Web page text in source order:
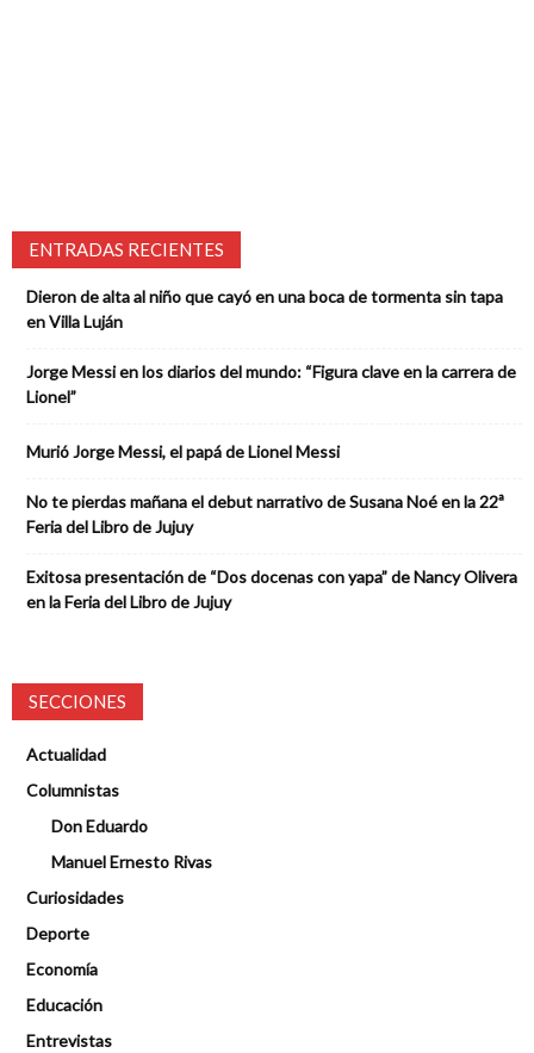
ENTRADAS RECIENTES
Dieron de alta al niño que cayó en una boca de tormenta sin tapa
en Villa Luján
Jorge Messi en los diarios del mundo: “Figura clave en la carrera de
Lionel”
Murió Jorge Messi, el papá de Lionel Messi
No te pierdas mañana el debut narrativo de Susana Noé en la 22ª
Feria del Libro de Jujuy
Exitosa presentación de “Dos docenas con yapa” de Nancy Olivera
en la Feria del Libro de Jujuy
SECCIONES
Actualidad
Columnistas
Don Eduardo
Manuel Ernesto Rivas
Curiosidades
Deporte
Economía
Educación
Entrevistas